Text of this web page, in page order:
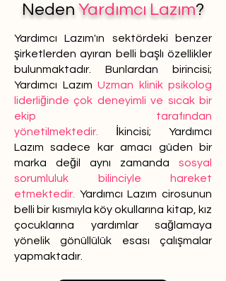
Neden Yardımcı Lazım?
Yardımcı Lazım'ın sektördeki benzer
şirketlerden ayıran belli başlı özellikler
bulunmaktadır. Bunlardan birincisi;
Yardımcı Lazım Uzman klinik psikolog
liderliğinde çok deneyimli ve sıcak bir
ekip tarafından
yönetilmektedir.
İkincisi; Yardımcı
Lazım sadece kar amacı güden bir
marka değil aynı zamanda sosyal
sorumluluk bilinciyle hareket
etmektedir.
Yardımcı Lazım cirosunun
belli bir kısmıyla köy okullarına kitap, kız
çocuklarına yardımlar sağlamaya
yönelik gönüllülük esası çalışmalar
yapmaktadır.